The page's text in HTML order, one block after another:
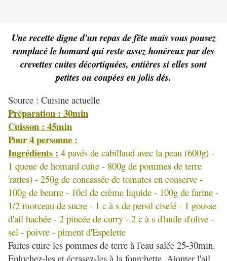
Une recette digne d'un repas de fête mais vous pouvez
remplacé le homard qui reste assez honéreux par des
crevettes cuites décortiquées, entières si elles sont
petites ou coupées en jolis dés.
Source : Cuisine actuelle
Préparation : 30min
Cuisson : 45min
Pour 4 personne :
Ingrédients : 4 pavés de cabillaud avec la peau (600g) -
1 queue de homard cuite - 800g de pommes de terre
'rattes) - 250g de concassée de tomates en conserve -
100g de beurre - 10cl de crème liquide - 100g de farine -
1/2 morceau de sucre - 1 c à s de persil ciselé - 1 gousse
d'ail hachée - 2 pincée de curry - 2 c à s d'huile d'olive -
sel - poivre - piment d'Espelette
Faites cuire les pommes de terre à l'eau salée 25-30min.
Epluchez-les et écrasez-les à la fourchette. Ajouter l'ail,